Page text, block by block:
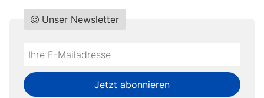
Do
fill
this
Unser Newsletter
*Ihre
Mailadresse:
Jetzt abonnieren